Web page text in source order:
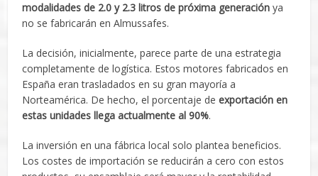
modalidades de 2.0 y 2.3 litros de próxima generación ya
no se fabricarán en Almussafes.
La decisión, inicialmente, parece parte de una estrategia
completamente de logística. Estos motores fabricados en
España eran trasladados en su gran mayoría a
Norteamérica. De hecho, el porcentaje deexportación en
estas unidades llega actualmente al 90%.
La inversión en una fábrica local solo plantea beneficios.
Los costes de importación se reducirán a cero con estos